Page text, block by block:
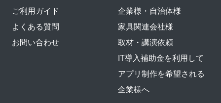
ご利用ガイド
よくある質問
お問い合わせ
企業様・自治体様
家具関連会社様
取材・講演依頼
IT導入補助金を利用して
アプリ制作を希望される
企業様へ